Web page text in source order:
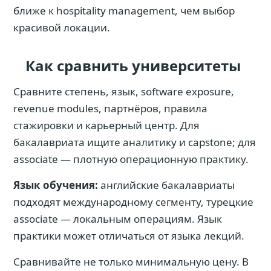
ближе к hospitality management, чем выбор
красивой локации.
Как сравнить университеты
Сравните степень, язык, software exposure,
revenue modules, партнёров, правила
стажировки и карьерный центр. Для
бакалавриата ищите аналитику и capstone; для
associate — плотную операционную практику.
Язык обучения: английские бакалавриаты
подходят международному сегменту, турецкие
associate — локальным операциям. Язык
практики может отличаться от языка лекций.
Сравнивайте не только минимальную цену. В